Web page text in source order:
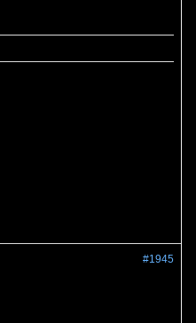
#1945